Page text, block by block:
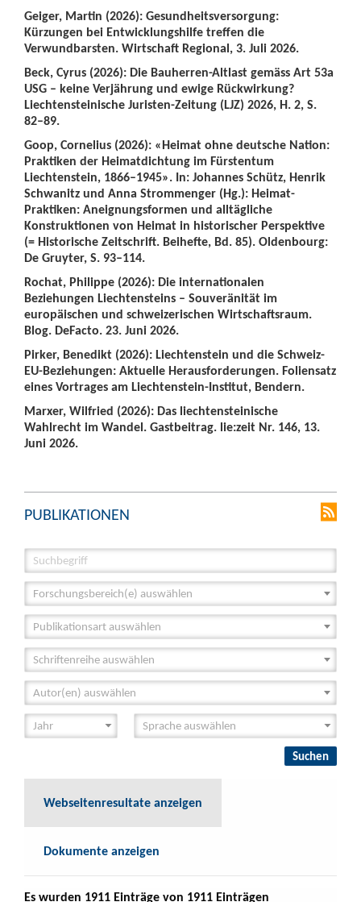
Geiger, Martin (2026): Gesundheitsversorgung:
Kürzungen bei Entwicklungshilfe treffen die
Verwundbarsten. Wirtschaft Regional, 3. Juli 2026.
Beck, Cyrus (2026): Die Bauherren-Altlast gemäss Art 53a
USG – keine Verjährung und ewige Rückwirkung?
Liechtensteinische Juristen-Zeitung (LJZ) 2026, H. 2, S.
82–89.
Goop, Cornelius (2026): «Heimat ohne deutsche Nation:
Praktiken der Heimatdichtung im Fürstentum
Liechtenstein, 1866–1945». In: Johannes Schütz, Henrik
Schwanitz und Anna Strommenger (Hg.): Heimat-
Praktiken: Aneignungsformen und alltägliche
Konstruktionen von Heimat in historischer Perspektive
(= Historische Zeitschrift. Beihefte, Bd. 85). Oldenbourg:
De Gruyter, S. 93–114.
Rochat, Philippe (2026): Die internationalen
Beziehungen Liechtensteins – Souveränität im
europäischen und schweizerischen Wirtschaftsraum.
Blog. DeFacto. 23. Juni 2026.
Pirker, Benedikt (2026): Liechtenstein und die Schweiz-
EU-Beziehungen: Aktuelle Herausforderungen. Foliensatz
eines Vortrages am Liechtenstein-Institut, Bendern.
Marxer, Wilfried (2026): Das liechtensteinische
Wahlrecht im Wandel. Gastbeitrag. lie:zeit Nr. 146, 13.
Juni 2026.
PUBLIKATIONEN
Forschungsbereich(e) auswählen
Publikationsart auswählen
Schriftenreihe auswählen
Autor(en) auswählen
Webseitenresultate anzeigen
Dokumente anzeigen
Es wurden 1911 Einträge von 1911 Einträgen